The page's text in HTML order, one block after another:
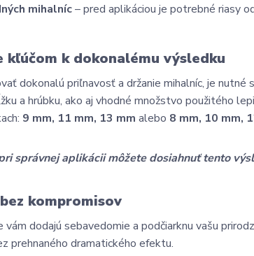
mihalníc – pred aplikáciou je potrebné riasy
kľúčom k dokonalému výsledku
dokonalú priľnavosť a držanie mihalníc, je nutné
a hrúbku, ako aj vhodné množstvo použitého
9 mm, 11 mm, 13 mm alebo 8 mm, 10 mm,
správnej aplikácii môžete dosiahnuť tento
kompromisov
vám dodajú sebavedomie a podčiarknu vašu
prehnaného dramatického efektu.